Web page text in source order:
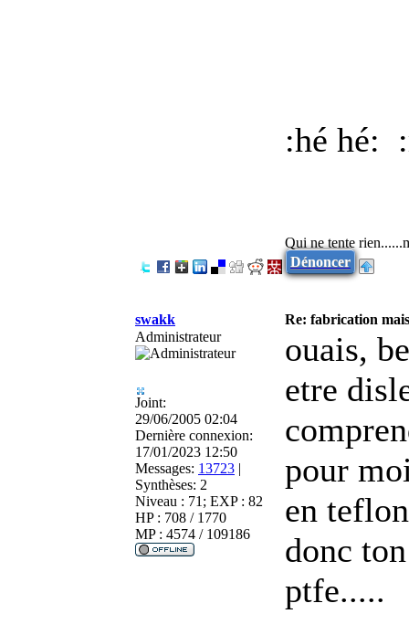
:hé hé:
Qui ne tente
Dénoncer
swakk
Re: fabrication
Administrateur
Joint:
29/06/2005 02:04
Dernière connexion:
17/01/2023 12:50
Messages: 13723 |
Synthèses: 2
Niveau : 71; EXP : 82
HP : 708 / 1770
MP : 4574 / 109186
ouais,
etre
pour
en teflon
donc
ptfe.....